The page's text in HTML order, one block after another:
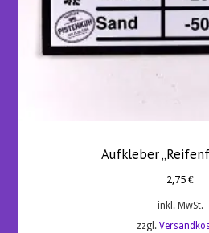
Aufkleber
2,75 €
inkl. MwSt.
zzgl.